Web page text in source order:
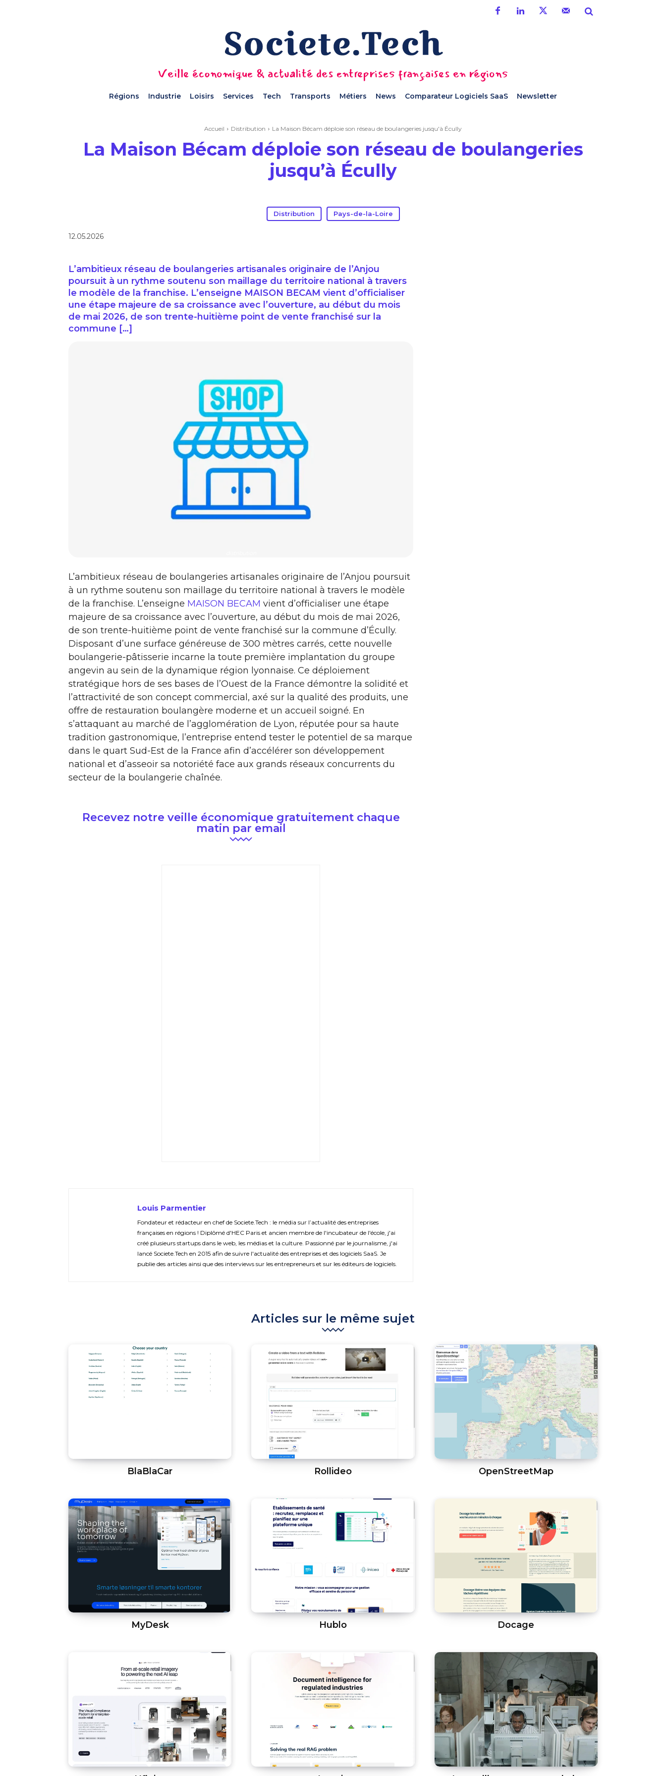
Veille économique & actualité des entreprises françaises en régions
Régions Industrie Loisirs Services Tech Transports Métiers News Comparateur Logiciels SaaS Newsletter
Accueil Distribution La Maison Bécam déploie son réseau de boulangeries jusqu'à Écully
La Maison Bécam déploie son réseau de boulangeries
jusqu’à Écully
Distribution Pays-de-la-Loire
12.05.2026
L’ambitieux réseau de boulangeries artisanales originaire de l’Anjou
poursuit à un rythme soutenu son maillage du territoire national à travers
le modèle de la franchise. L’enseigne MAISON BECAM vient d’officialiser
une étape majeure de sa croissance avec l’ouverture, au début du mois
de mai 2026, de son trente-huitième point de vente franchisé sur la
commune […]
L’ambitieux réseau de boulangeries artisanales originaire de l’Anjou poursuit
à un rythme soutenu son maillage du territoire national à travers le modèle
de la franchise. L’enseigne MAISON BECAM vient d’officialiser une étape
majeure de sa croissance avec l’ouverture, au début du mois de mai 2026,
de son trente-huitième point de vente franchisé sur la commune d’Écully.
Disposant d’une surface généreuse de 300 mètres carrés, cette nouvelle
boulangerie-pâtisserie incarne la toute première implantation du groupe
angevin au sein de la dynamique région lyonnaise. Ce déploiement
stratégique hors de ses bases de l’Ouest de la France démontre la solidité et
l’attractivité de son concept commercial, axé sur la qualité des produits, une
offre de restauration boulangère moderne et un accueil soigné. En
s’attaquant au marché de l’agglomération de Lyon, réputée pour sa haute
tradition gastronomique, l’entreprise entend tester le potentiel de sa marque
dans le quart Sud-Est de la France afin d’accélérer son développement
national et d’asseoir sa notoriété face aux grands réseaux concurrents du
secteur de la boulangerie chaînée.
Recevez notre veille économique gratuitement chaque
matin par email
Louis Parmentier
Fondateur et rédacteur en chef de Societe.Tech : le média sur l’actualité des entreprises
françaises en régions ! Diplômé d'HEC Paris et ancien membre de l'incubateur de l'école, j'ai
créé plusieurs startups dans le web, les médias et la culture. Passionné par le journalisme, j'ai
lancé Societe.Tech en 2015 afin de suivre l'actualité des entreprises et des logiciels SaaS. Je
publie des articles ainsi que des interviews sur les entrepreneurs et sur les éditeurs de logiciels.
Articles sur le même sujet
BlaBlaCar Rollideo OpenStreetMap
MyDesk Hublo Docage